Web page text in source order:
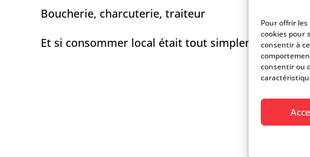
Pour offrir
cookies pour
consentir à
consentir ou
Boucherie, charcuterie, traiteur
Et si consommer local était tout simplement